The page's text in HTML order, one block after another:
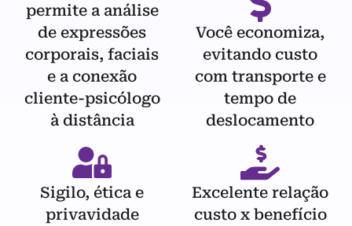
permite a análise
de expressões
corporais, faciais
e a conexão
cliente-psicólogo
à distância
Sigilo, ética e
privavidade
Você economiza,
evitando custo
com transporte e
tempo de
deslocamento
Excelente relação
custo x benefício